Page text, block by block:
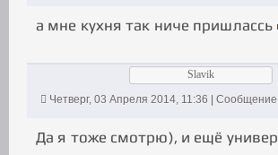
а мне кухня так ниче пришлассь
Slavik
Четверг, 03 Апреля 2014, 11:36 | Сообщение
Да я тоже смотрю), и ещё универ